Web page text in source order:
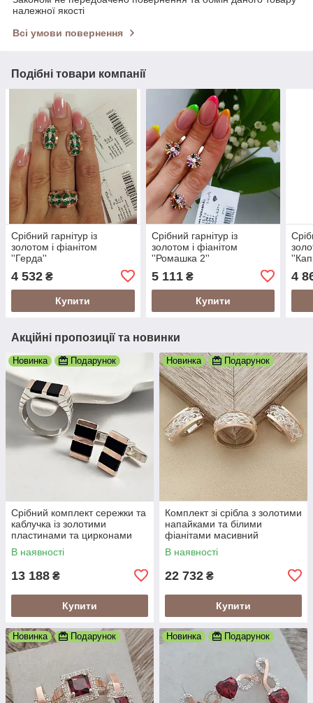
належної якості
Всі умови повернення
Подібні товари компанії
Срібний гарнітур із
золотом і фіанітом
''Герда''
4 532 ₴
Купити
Срібний гарнітур із
золотом і фіанітом
''Ромашка 2''
5 111₴
Купити
4
Акційні пропозиції та новинки
Новинка Подарунок
Срібний комплект сережки та
каблучка із золотими
пластинами та цирконами
В наявності
13 188 ₴
Купити
Новинка Подарунок
Комплект зі срібла з золотими
напайками та білими
фіанітами масивний
В наявності
22 732 ₴
Купити
Новинка Подарунок Новинка Подарунок